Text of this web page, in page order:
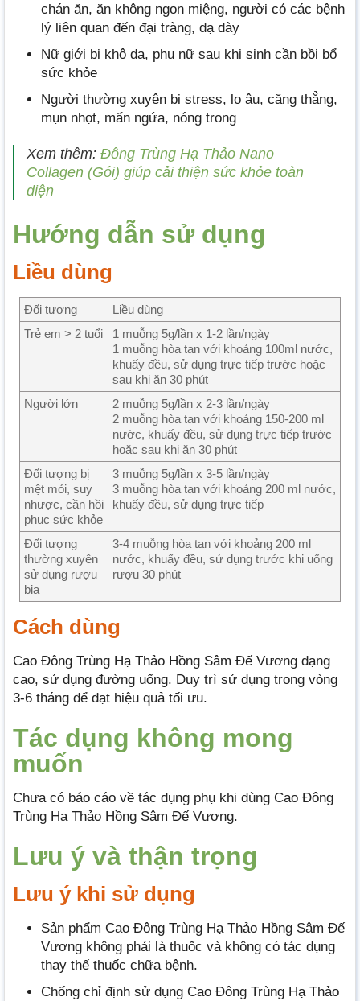
chán ăn, ăn không ngon miệng, người có các bệnh
lý liên quan đến đại tràng, dạ dày
Nữ giới bị khô da, phụ nữ sau khi sinh cần bồi bổ
sức khỏe
Người thường xuyên bị stress, lo âu, căng thẳng,
mụn nhọt, mẩn ngứa, nóng trong
Xem thêm: Đông Trùng Hạ Thảo Nano
Collagen (Gói) giúp cải thiện sức khỏe toàn
diện
Hướng dẫn sử dụng
Liều dùng
Đối tượng
Liều dùng
Trẻ em > 2 tuổi
1 muỗng 5g/lần x 1-2 lần/ngày
1 muỗng hòa tan với khoảng 100ml nước,
khuấy đều, sử dụng trực tiếp trước hoặc
sau khi ăn 30 phút
Người lớn
2 muỗng 5g/lần x 2-3 lần/ngày
2 muỗng hòa tan với khoảng 150-200 ml
nước, khuấy đều, sử dụng trực tiếp trước
hoặc sau khi ăn 30 phút
Đối tượng bị
mệt mỏi, suy
nhược, cần hồi
phục sức khỏe
3 muỗng 5g/lần x 3-5 lần/ngày
3 muỗng hòa tan với khoảng 200 ml nước,
khuấy đều, sử dụng trực tiếp
Đối tượng
thường xuyên
sử dụng rượu
bia
3-4 muỗng hòa tan với khoảng 200 ml
nước, khuấy đều, sử dụng trước khi uống
rượu 30 phút
Cách dùng
Cao Đông Trùng Hạ Thảo Hồng Sâm Đế Vương dạng
cao, sử dụng đường uống. Duy trì sử dụng trong vòng
3-6 tháng để đạt hiệu quả tối ưu.
Tác dụng không mong
muốn
Chưa có báo cáo về tác dụng phụ khi dùng Cao Đông
Trùng Hạ Thảo Hồng Sâm Đế Vương.
Lưu ý và thận trọng
Lưu ý khi sử dụng
Sản phẩm Cao Đông Trùng Hạ Thảo Hồng Sâm Đế
Vương không phải là thuốc và không có tác dụng
thay thế thuốc chữa bệnh.
Chống chỉ định sử dụng Cao Đông Trùng Hạ Thảo